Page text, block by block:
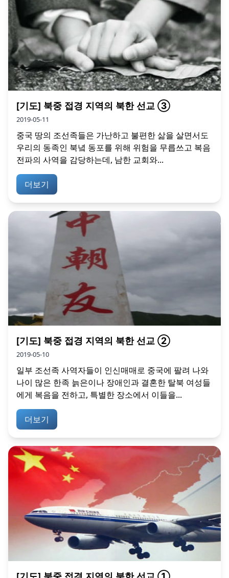
[기도] 북중 접경 지역의 북한 선교 ③
2019-05-11
중국 땅의 조선족들은 가난하고 불편한 삶을 살면서도
우리의 동족인 북녘 동포를 위해 위험을 무릅쓰고 복음
전파의 사역을 감당하는데, 남한 교회와...
더보기
[기도] 북중 접경 지역의 북한 선교 ②
2019-05-10
일부 조선족 사역자들이 인신매매로 중국에 팔려 나와
나이 많은 한족 늙은이나 장애인과 결혼한 탈북 여성들
에게 복음을 전하고, 특별한 장소에서 이들을...
더보기